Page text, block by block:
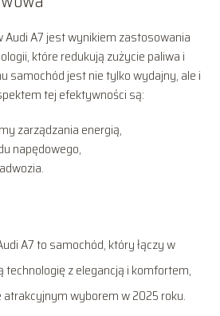
Audi A7 jest wynikiem zastosowania
które redukują zużycie paliwa i
samochód jest nie tylko wydajny, ale i
tej efektywności są:
zarządzania energią,
napędowego,
A7 to samochód, który łączy w
z elegancją i komfortem,
atrakcyjnym wyborem w 2025 roku.